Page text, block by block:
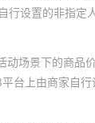
行设置的非指定
动场景下的商品
台上由商家自行